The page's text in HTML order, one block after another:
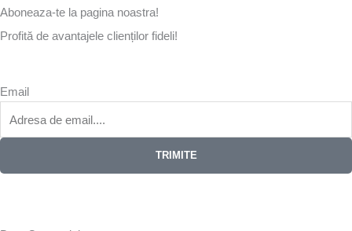
Aboneaza-te la pagina noastra!
Profită de avantajele clienților fideli!
Email
TRIMITE